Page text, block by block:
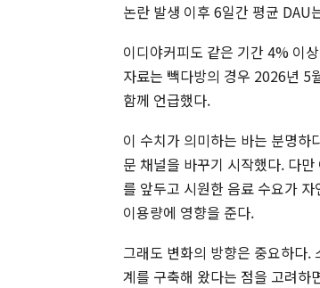
논란 발생 이후 6일간 평균
이디야커피도 같은 기간 4% 이
자료는 빽다방의 경우 2026년 5
함께 언급했다.
이 수치가 의미하는 바는 분명하
문 채널을 바꾸기 시작했다. 다
를 앞두고 시원한 음료 수요가
이용량에 영향을 준다.
그래도 변화의 방향은 중요하다.
계를 구축해 왔다는 점을 고려하